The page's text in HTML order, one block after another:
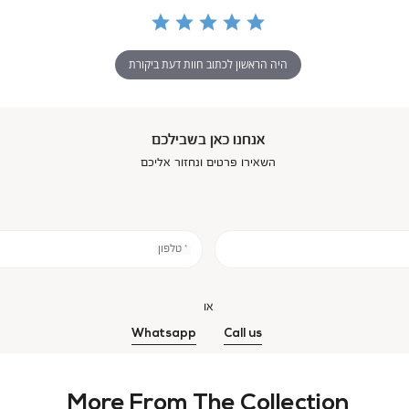
היה הראשון לכתוב חוות דעת ביקורת
אנחנו כאן בשבילכם
השאירו פרטים ונחזור אליכם
* טלפון
או
Call us
Whatsapp
More From The Collection